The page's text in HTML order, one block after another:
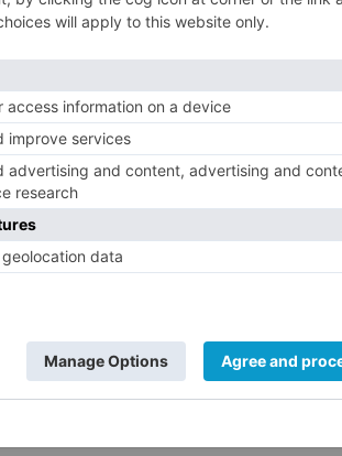
de Aracadio Rodríguez
Eyes, lo que tu mirada
(La entonación en la música desde
de Miguel Pliego (Apuntes
(7 pócimas para que tu alma
donde fuimos felices), Luis
de Papel, Moneda y Timbre de
(Los Heterodoxos) y Javier Peña